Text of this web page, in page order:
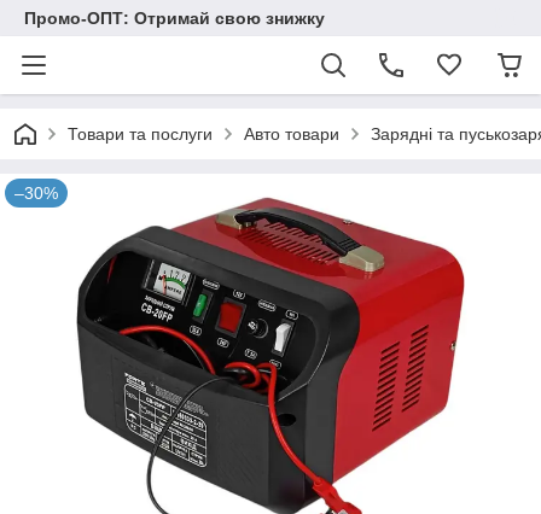
Промо-ОПТ: Отримай свою знижку
Товари та послуги Авто товари Зарядні та
–30%